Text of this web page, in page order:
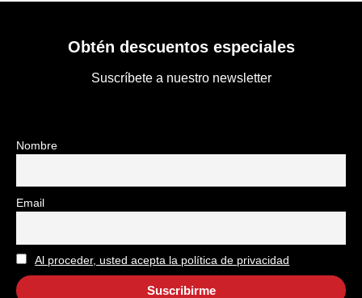
Obtén descuentos especiales
Suscríbete a nuestro newsletter
Nombre
Email
Al proceder, usted acepta la política de privacidad